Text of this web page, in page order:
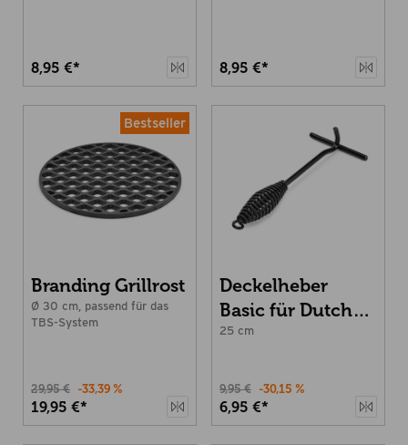
8,95 €* 8,95 €*
Bestseller
Branding Grillrost
Ø 30 cm, passend für das
TBS-System
19,95 €*
29,95 € -33,39 %
Deckelheber
Basic für Dutch
Oven
25 cm
6,95 €*
9,95 € -30,15 %